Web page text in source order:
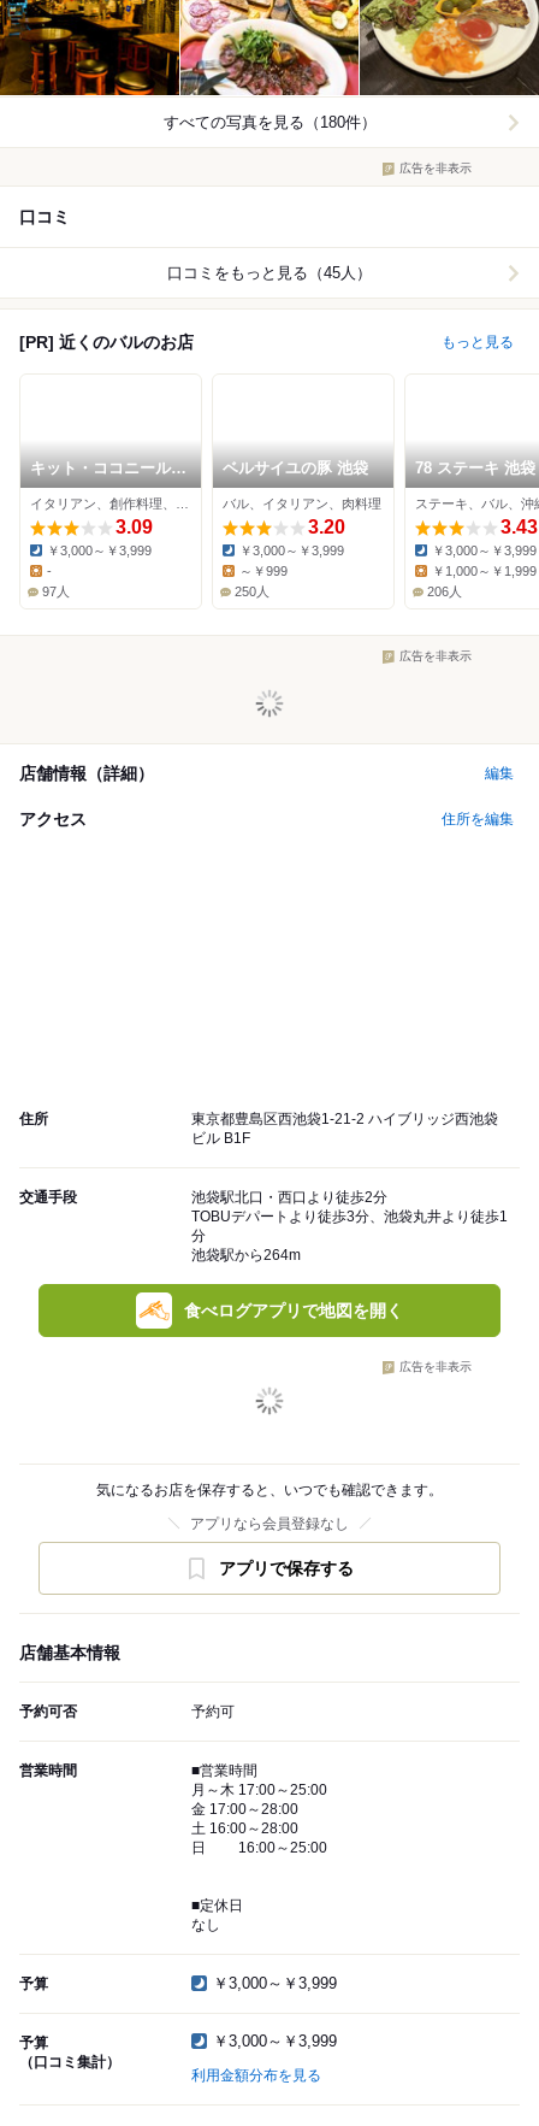
すべての写真を見る（180件）
広告を非表示
口コミ
口コミをもっと見る（45人）
[PR] 近くのバルのお店 もっと見る
キット・ココニール
池袋
3.09
Dinner:
￥3,000～￥3,999
Lunch:
-
97人
ベルサイユの豚 池袋
バル、イタリアン、肉料理
3.20
Dinner:
￥3,000～￥3,999
～￥999
250人
78 ステーキ 池袋
ステーキ、バル、沖
3.43
Dinner:
￥3,000～￥3,999
￥1,000～￥1,999
206人
広告を非表示
店舗情報（詳細） 編集
アクセス 住所を編集
住所
東京都豊島区西池袋1-21-2 ハイブリッジ西池袋
ビル B1F
交通手段
池袋駅北口・西口より徒歩2分
TOBUデパートより徒歩3分、池袋丸井より徒歩1
分
池袋駅から264m
食べログアプリで地図を開く
広告を非表示
気になるお店を保存すると、いつでも確認できます。
アプリなら会員登録なし
アプリで保存する
店舗基本情報
予約可否 予約可
営業時間
■営業時間
月～木 17:00～25:00
金 17:00～28:00
土 16:00～28:00
日 16:00～25:00
■定休日
なし
予算 ￥3,000～￥3,999
予算
（口コミ集計）
￥3,000～￥3,999
利用金額分布を見る